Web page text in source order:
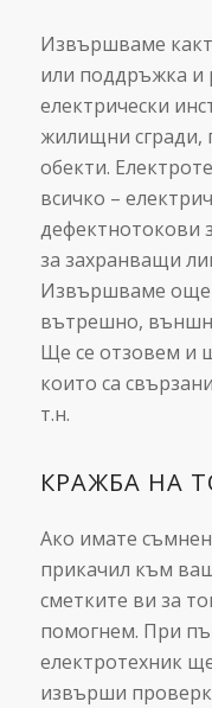
Извършваме
или поддръжка и
електрически
жилищни сгради,
обекти.
всичко –
дефектнотокови
за захранващи
Извършваме още
вътрешно,
Ще се отзовем и
които са
т.н.
КРАЖБА НА
Ако имате
прикачил към
сметките ви за
помогнем. При
електротехник
извърши